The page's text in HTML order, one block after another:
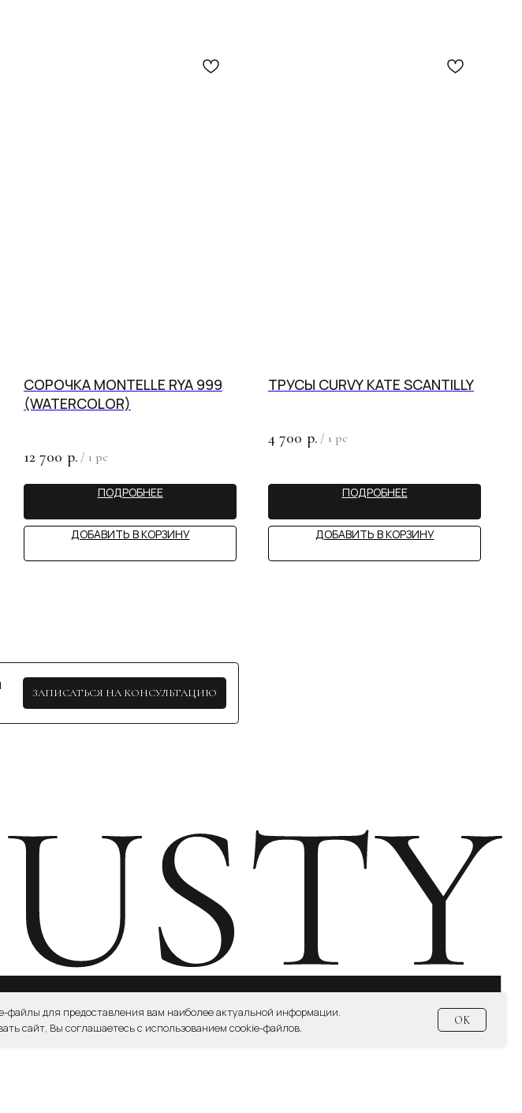
СОРОЧКА MONTELLE RYA 999
(WATERCOLOR)
12 700 р. / 1 pc
ПОДРОБНЕЕ
ДОБАВИТЬ В КОРЗИНУ
ТРУСЫ CURVY KATE SCANTILLY
4 700 р. / 1 pc
ПОДРОБНЕЕ
ДОБАВИТЬ В КОРЗИНУ
файлы для предоставления вам наиболее актуальной информации.
сайт, Вы соглашаетесь с использованием cookie-файлов.
OK